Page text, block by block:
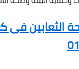
الثعابين فى